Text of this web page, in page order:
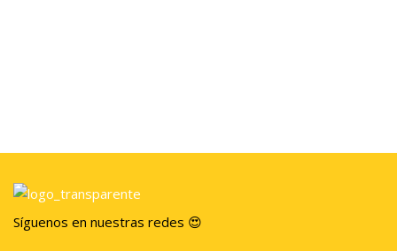
Síguenos en nuestras redes 😍